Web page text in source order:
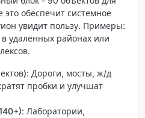
обеспечит системное
увидит пользу. Примеры:
в удаленных районах или
: Дороги, мосты, ж/д
пробки и улучшат
: Лаборатории,